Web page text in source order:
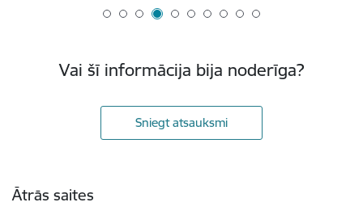
Vai šī informācija bija noderīga?
Sniegt atsauksmi
Ātrās saites